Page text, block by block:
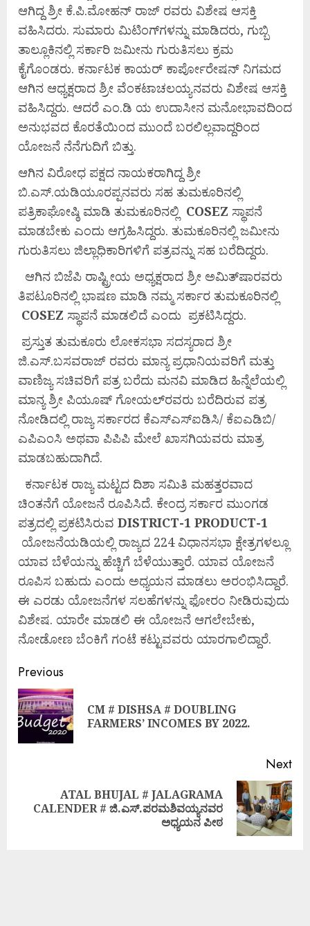
ಆಗಿದ್ದ ಶ್ರೀ ಕೆ.ಪಿ.ಮೋಹನ್ ರಾಜ್ ರವರು ವಿಶೇಷ ಆಸಕ್ತಿ
ವಹಿಸಿದರು. ಸುಮಾರು ಮಿಟಿಂಗ್‌ಗಳನ್ನು ಮಾಡಿದರು, ಗುಬ್ಬಿ
ತಾಲ್ಲೂಕಿನಲ್ಲಿ ಸರ್ಕಾರಿ ಜಮೀನು ಗುರುತಿಸಲು ಕ್ರಮ
ಕೈಗೊಂಡರು. ಕರ್ನಾಟಕ ಕಾಯರ್ ಕಾರ್ಪೋರೇಷನ್ ನಿಗಮದ
ಆಗಿನ ಆಧ್ಯಕ್ಷರಾದ ಶ್ರೀ ವೆಂಕಟಾಚಲಯ್ಯನವರು ವಿಶೇಷ ಆಸಕ್ತಿ
ವಹಿಸಿದ್ದರು. ಆದರೆ ಎಂ.ಡಿ ಯ ಉದಾಸೀನ ಮನೋಭಾವದಿಂದ
ಅನುಭವದ ಕೊರತೆಯಿಂದ ಮುಂದೆ ಬರಲಿಲ್ಲವಾದ್ದರಿಂದ
ಯೋಜನೆ ನೆನೆಗುದಿಗೆ ಬಿತ್ತು.
ಆಗಿನ ವಿರೋಧ ಪಕ್ಷದ ನಾಯಕರಾಗಿದ್ದ ಶ್ರೀ
ಬಿ.ಎಸ್.ಯಡಿಯೂರಪ್ಪನವರು ಸಹ ತುಮಕೂರಿನಲ್ಲಿ
ಪತ್ರಿಕಾಘೋಷ್ಠಿ ಮಾಡಿ ತುಮಕೂರಿನಲ್ಲಿ COSEZ ಸ್ಥಾಪನೆ
ಮಾಡಬೇಕು ಎಂದು ಆಗ್ರಹಿಸಿದ್ದರು. ತುಮಕೂರಿನಲ್ಲಿ ಜಮೀನು
ಗುರುತಿಸಲು ಜಿಲ್ಲಾಧಿಕಾರಿಗಳಿಗೆ ಪತ್ರವನ್ನು ಸಹ ಬರೆದಿದ್ದರು.
ಆಗಿನ ಬಿಜೆಪಿ ರಾಷ್ಟ್ರೀಯ ಅಧ್ಯಕ್ಷರಾದ ಶ್ರೀ ಅಮಿತ್‌ಷಾರವರು
ತಿಪಟೂರಿನಲ್ಲಿ ಭಾಷಣ ಮಾಡಿ ನಮ್ಮ ಸರ್ಕಾರ ತುಮಕೂರಿನಲ್ಲಿ
COSEZ ಸ್ಥಾಪನೆ ಮಾಡಲಿದೆ ಎಂದು ಪ್ರಕಟಿಸಿದ್ದರು.
ಪ್ರಸ್ತುತ ತುಮಕೂರು ಲೋಕಸಭಾ ಸದಸ್ಯರಾದ ಶ್ರೀ
ಜಿ.ಎಸ್.ಬಸವರಾಜ್ ರವರು ಮಾನ್ಯ ಪ್ರಧಾನಿಯವರಿಗೆ ಮತ್ತು
ವಾಣಿಜ್ಯ ಸಚಿವರಿಗೆ ಪತ್ರ ಬರೆದು ಮನವಿ ಮಾಡಿದ ಹಿನ್ನೆಲೆಯಲ್ಲಿ
ಮಾನ್ಯ ಶ್ರೀ ಪಿಯೂಷ್ ಗೋಯಲ್‌ರವರು ಬರೆದಿರುವ ಪತ್ರ
ನೋಡಿದಲ್ಲಿ ರಾಜ್ಯ ಸರ್ಕಾರದ ಕೆಎಸ್‌ಎಸ್‌ಐಡಿಸಿ/ ಕೆಐಎಡಿಬಿ/
ಎಪಿಎಂಸಿ ಅಥವಾ ಪಿಪಿಪಿ ಮೇಲೆ ಖಾಸಗಿಯವರು ಮಾತ್ರ
ಮಾಡಬಹುದಾಗಿದೆ.
ಕರ್ನಾಟಕ ರಾಜ್ಯ ಮಟ್ಟದ ದಿಶಾ ಸಮಿತಿ ಮಹತ್ತರವಾದ
ಚಿಂತನೆಗೆ ಯೋಜನೆ ರೂಪಿಸಿದೆ. ಕೇಂದ್ರ ಸರ್ಕಾರ ಮುಂಗಡ
ಪತ್ರದಲ್ಲಿ ಪ್ರಕಟಿಸಿರುವ DISTRICT-1 PRODUCT-1
ಯೋಜನೆಯಡಿಯಲ್ಲಿ ರಾಜ್ಯದ 224 ವಿಧಾನಸಭಾ ಕ್ಷೇತ್ರಗಳಲ್ಲೂ
ಯಾವ ಬೆಳೆಯನ್ನು ಹೆಚ್ಚಿಗೆ ಬೆಳೆಯುತ್ತಾರೆ. ಯಾವ ಯೋಜನೆ
ರೂಪಿಸ ಬಹುದು ಎಂದು ಅಧ್ಯಯನ ಮಾಡಲು ಅರಂಭಿಸಿದ್ದಾರೆ.
ಈ ಎರಡು ಯೋಜನೆಗಳ ಸಲಹೆಗಳನ್ನು ಫೋರಂ ನೀಡಿರುವುದು
ವಿಶೇಷ. ಯಾರೇ ಮಾಡಲಿ ಈ ಯೋಜನೆ ಆಗಲೇಬೇಕು,
ನೋಡೋಣ ಬೆಂಕಿಗೆ ಗಂಟೆ ಕಟ್ಟುವವರು ಯಾರಗಾಲಿದ್ದಾರೆ.
Previous
CM # DISHSA # DOUBLING
FARMERS’ INCOMES BY 2022.
Next
ATAL BHUJAL # JALAGRAMA
CALENDER # ಜಿ.ಎಸ್.ಪರಮಶಿವಯ್ಯನವರ
ಅಧ್ಯಯನ ಪೀಠ